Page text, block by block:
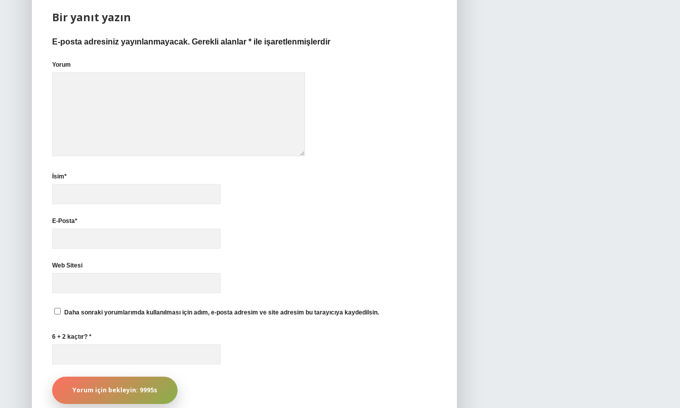
Bir yanıt yazın
E-posta adresiniz yayınlanmayacak. Gerekli alanlar * ile işaretlenmişlerdir
Yorum
İsim*
E-Posta*
Web Sitesi
Daha sonraki yorumlarımda kullanılması için adım, e-posta adresim ve site adresim bu tarayıcıya kaydedilsin.
6 + 2 kaçtır? *